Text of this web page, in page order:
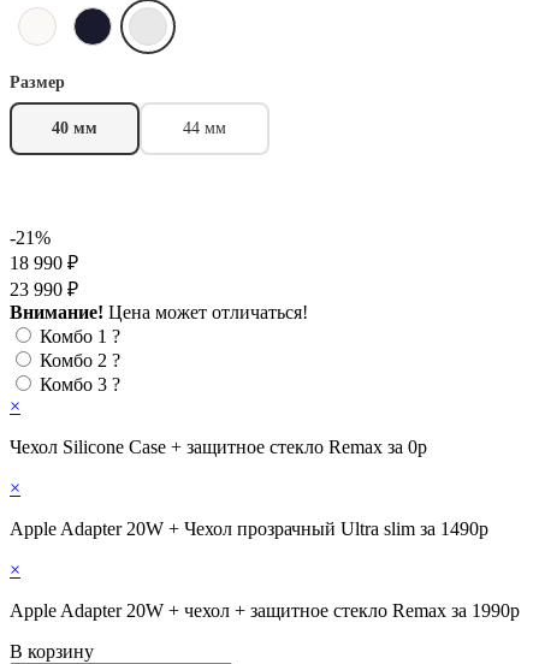
Размер
40 мм 44 мм
-21%
18 990 ₽
23 990 ₽
Внимание! Цена может отличаться!
Комбо 1 ?
Комбо 2 ?
Комбо 3 ?
×
Чехол Silicone Case + защитное стекло Remax за 0р
×
Apple Adapter 20W + Чехол прозрачный Ultra slim за 1490р
×
Apple Adapter 20W + чехол + защитное стекло Remax за 1990р
В корзину